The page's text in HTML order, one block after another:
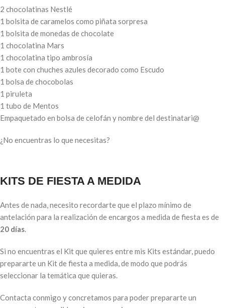
2 chocolatinas Nestlé
1 bolsita de caramelos como piñata sorpresa
1 bolsita de monedas de chocolate
1 chocolatina Mars
1 chocolatina tipo ambrosía
1 bote con chuches azules decorado como Escudo
1 bolsa de chocobolas
1 piruleta
1 tubo de Mentos
Empaquetado en bolsa de celofán y nombre del destinatari@
¿No encuentras lo que necesitas?
KITS DE FIESTA A MEDIDA
Antes de nada, necesito recordarte que el plazo mínimo de
antelación para la realización de encargos a medida de fiesta es de
20 días.
Si no encuentras el Kit que quieres entre mis Kits estándar, puedo
prepararte un Kit de fiesta a medida, de modo que podrás
seleccionar la temática que quieras.
Contacta conmigo y concretamos para poder prepararte un